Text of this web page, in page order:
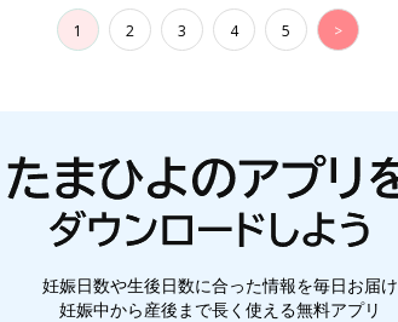
1 2 3 4 5 >
妊娠日数や生後日数に合った情報を毎日お届け
妊娠中から産後まで長く使える無料アプリ